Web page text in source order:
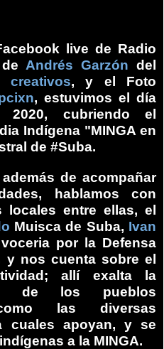
live de Radio
Andrés Garzón del
creativos, y el Foto
, estuvimos el día
cubriendo el
Indígena "MINGA en
de #Suba.
de acompañar
hablamos con
locales entre ellas, el
Muisca de Suba, Ivan
por la Defensa
y nos cuenta sobre el
allí exalta la
de los pueblos
las diversas
cuales apoyan, y se
a la MINGA.